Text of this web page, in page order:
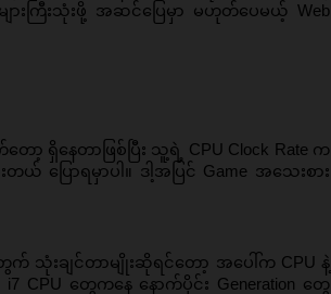
ားကြီးသုံးဖို့ အဆင်ပြေမှာ မဟုတ်ပေမယ့် Web
ာ့ ရှိနေတာဖြစ်ပြီး သူ့ရဲ့ CPU Clock Rate က
ြောရမှာပါ။ ဒါ့အပြင် Game အသေးစား
က် သုံးချင်တာမျိုးဆိုရင်တော့ အပေါ်က CPU နဲ့
CPU တွေကနေ နောက်ပိုင်း Generation တွေ